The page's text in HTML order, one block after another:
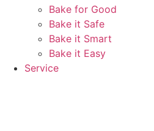
Bake for Good
Bake it Safe
Bake it Smart
Bake it Easy
Service